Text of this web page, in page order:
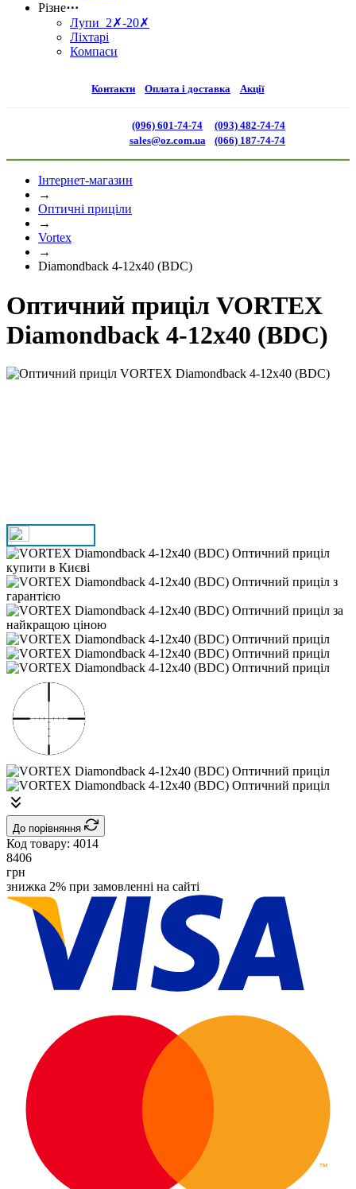
Різне⋯
Лупи 2✗-20✗
Ліхтарі
Компаси
Контакти Оплата і доставка Акції
(096) 601-74-74
sales@oz.com.ua
(093) 482-74-74
(066) 187-74-74
Інтернет-магазин
→
Оптичні приціли
→
Vortex
→
Diamondback 4-12x40 (BDC)
Оптичний приціл VORTEX
Diamondback 4-12x40 (BDC)
До порівняння
Код товару: 4014
8406
грн
знижка 2% при замовленні на сайті